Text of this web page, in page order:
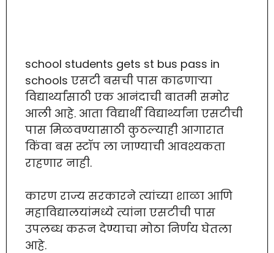
school students gets st bus pass in
schools एसटी बसची पास काढणाऱ्या
विद्यार्थ्यांसाठी एक आनंदाची बातमी समोर
आली आहे. आता विद्यार्थी विद्यार्थ्यांना एसटीची
पास मिळवण्यासाठी कुठल्याही आगारात
किंवा बस स्टॉप ला जाण्याची आवश्यकता
राहणार नाही.
कारण राज्य सरकारने त्यांच्या शाळा आणि
महाविद्यालयांमध्ये त्यांना एसटीची पास
उपलब्ध करून देण्याचा मोठा निर्णय घेतला
आहे.